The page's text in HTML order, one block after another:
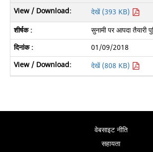
देखें (393 KB)
सुनामी पर आपदा तैयारी
01/09/2018
देखें (808 KB)
वेबसाइट नीति
सहायता